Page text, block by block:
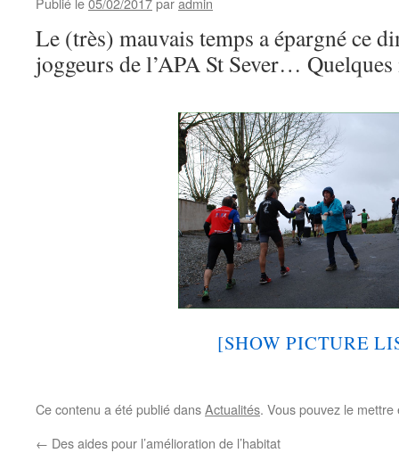
Le (très) mauvais temps a épargné ce
joggeurs de l’APA St Sever…
[SHOW PICTURE
Ce contenu a été publié dansActualités. Vous pouvez le
← Des aides pour l’amélioration de l’habitat